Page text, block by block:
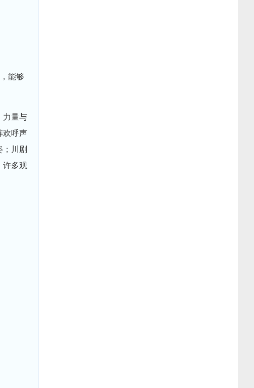
能够
力量与
欢呼声
川剧
许多观